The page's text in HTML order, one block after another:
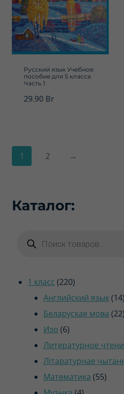
Русский язык Учебное
пособие для 5 класса
Часть 1
29.90 Br
1 2 →
Каталог:
товаров
1 класс 220220
товаров
Английский язык 14
Беларуская мова 22
Изо 66
товаров
Литературное
Літаратурнае
Математика 5555